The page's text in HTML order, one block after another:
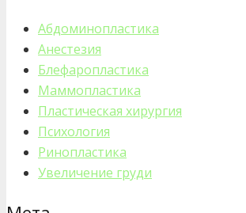
Абдоминопластика
Анестезия
Блефаропластика
Маммопластика
Пластическая хирургия
Психология
Ринопластика
Увеличение груди